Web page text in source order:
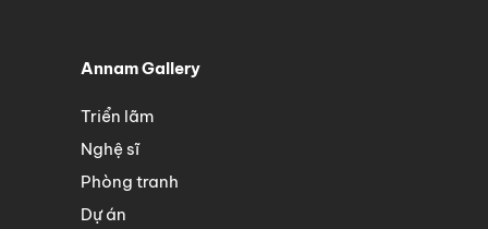
Annam Gallery
Triển lãm
Nghệ sĩ
Phòng tranh
Dự án